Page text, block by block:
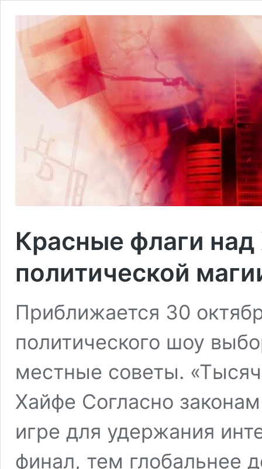
Красные флаги
политической
Приближается 30
политического шоу
местные советы.
Хайфе Согласно
игре для удержания
финал, тем глобальнее